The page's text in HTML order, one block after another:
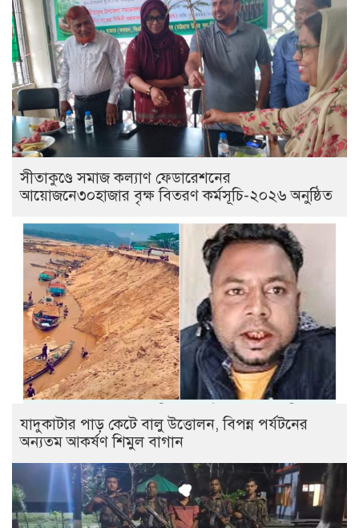
সীতাকুণ্ডে সমাজ কল্যাণ ফেডারেশনের
আয়োজনে৩০হাজার বৃক্ষ বিতরণ কর্মসূচি-২০২৬ অনুষ্ঠিত
যাদুকাটার পাড় কেটে বালু উত্তোলন, বিপন্ন পর্যটনের
অন্যতম আকর্ষণ শিমুল বাগান